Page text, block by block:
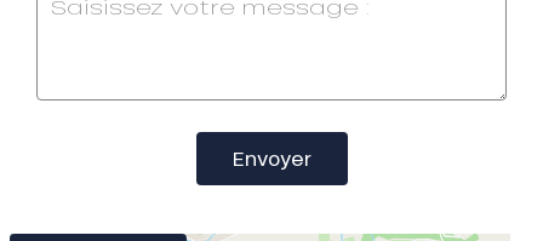
Envoyer